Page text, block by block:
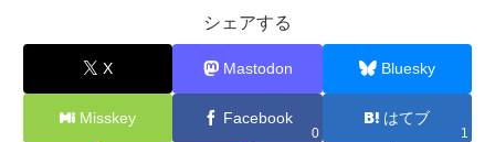
シェアする
X Mastodon Bluesky
Misskey Facebook
0
はてブ
1